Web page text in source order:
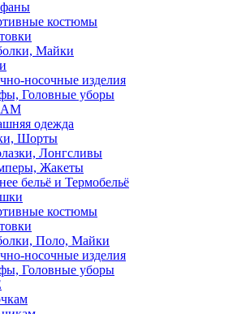
костюмы
Майки
носочные изделия
Головные уборы
одежда
Шорты
Лонгсливы
Жакеты
бельё и Термобельё
костюмы
Поло, Майки
носочные изделия
Головные уборы